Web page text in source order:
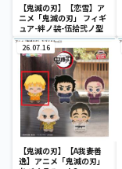
【鬼滅の刃】【恋雪】ア
ニメ「鬼滅の刃」 フィギ
ュア-絆ノ装-伍拾弐ノ型
26.07.16
【鬼滅の刃】【A我妻善
逸】アニメ「鬼滅の刃」